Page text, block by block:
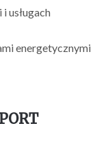
usługach
energetycznymi